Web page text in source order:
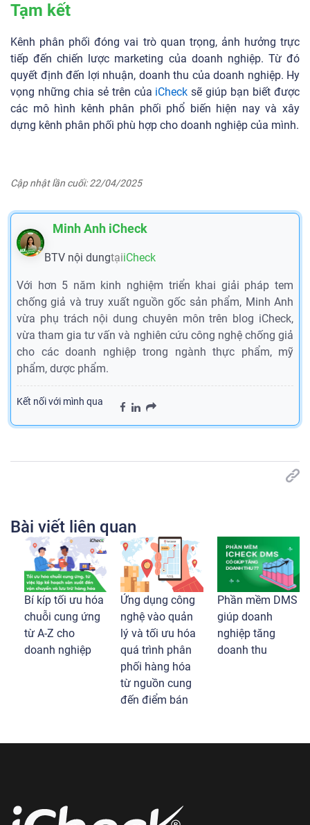
Tạm kết
Kênh phân phối đóng vai trò quan trọng, ảnh hưởng trực
tiếp đến chiến lược marketing của doanh nghiệp. Từ đó
quyết định đến lợi nhuận, doanh thu của doanh nghiệp. Hy
vọng những chia sẻ trên của iCheck sẽ giúp bạn biết được
các mô hình kênh phân phối phổ biến hiện nay và xây
dựng kênh phân phối phù hợp cho doanh nghiệp của mình.
Cập nhật lần cuối: 22/04/2025
Minh Anh iCheck
BTV nội dungtạiiCheck
Với hơn 5 năm kinh nghiệm triển khai giải pháp tem
chống giả và truy xuất nguồn gốc sản phẩm, Minh Anh
vừa phụ trách nội dung chuyên môn trên blog iCheck,
vừa tham gia tư vấn và nghiên cứu công nghệ chống giả
cho các doanh nghiệp trong ngành thực phẩm, mỹ
phẩm, dược phẩm.
Kết nối với mình qua
Bài viết liên quan
Bí kíp tối ưu hóa
chuỗi cung ứng
từ A-Z cho
doanh nghiệp
Ứng dụng công
nghệ vào quản
lý và tối ưu hóa
quá trình phân
phối hàng hóa
từ nguồn cung
đến điểm bán
Phần mềm DMS
giúp doanh
nghiệp tăng
doanh thu